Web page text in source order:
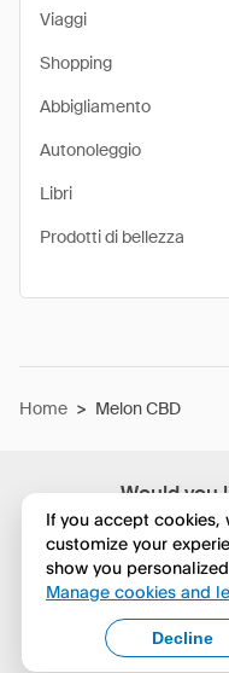
Would you
No,
Yes,
Viaggi
Shopping
Abbigliamento
Autonoleggio
Libri
Prodotti di bellezza
Home > Melon CBD
If you accept cookies,
customize your
show you
Manage cookies and
Decline